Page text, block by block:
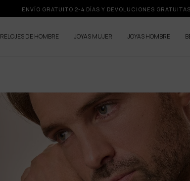
ENVÍO GRATUITO 2-4 DÍAS Y DEVOLUCIONES GRATUITAS
RELOJES DE HOMBRE JOYAS MUJER JOYAS HOMBRE